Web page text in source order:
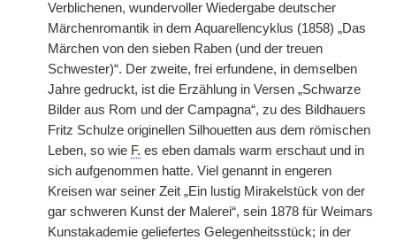
Verblichenen, wundervoller Wiedergabe deutscher
Märchenromantik in dem Aquarellencyklus (1858) „Das
Märchen von den sieben Raben (und der treuen
Schwester)“. Der zweite, frei erfundene, in demselben
Jahre gedruckt, ist die Erzählung in Versen „Schwarze
Bilder aus Rom und der Campagna“, zu des Bildhauers
Fritz Schulze originellen Silhouetten aus dem römischen
Leben, so wie F. es eben damals warm erschaut und in
sich aufgenommen hatte. Viel genannt in engeren
Kreisen war seiner Zeit „Ein lustig Mirakelstück von der
gar schweren Kunst der Malerei“, sein 1878 für Weimars
Kunstakademie geliefertes Gelegenheitsstück; in der